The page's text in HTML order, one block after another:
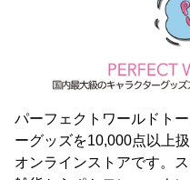
パーフェクトワールドト
ーグッズを10,000点以上
オンラインストアです。